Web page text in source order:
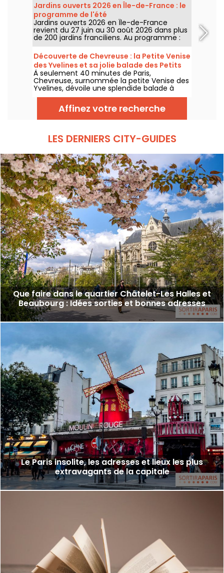
Jardins ouverts 2026 en Île-de-France : le
programme de l'été
Jardins ouverts 2026 en Île-de-France
revient du 27 juin au 30 août 2026 dans plus
de 200 jardins franciliens. Au programme :
concerts, spectacles, visites, ateliers et
installations artistiques.
Découverte de Chevreuse : la Petite Venise
des Yvelines et sa jolie balade des Petits
Ponts
À seulement 40 minutes de Paris,
Chevreuse, surnommée la petite Venise des
Yvelines, dévoile une splendide balade à
travers ses petits ponts. Ce véritable écrin
de verdure, accessible en RER, nous dévpoile
une escapade au charme insoupçonné. On
vous embarque pour une aventure nature
Affinez votre recherche
LES DERNIERS CITY-GUIDES
Que faire dans le quartier Châtelet-Les Halles et
Beaubourg : Idées sorties et bonnes adresses
Le Paris insolite, les adresses et lieux les plus
extravagants de la capitale